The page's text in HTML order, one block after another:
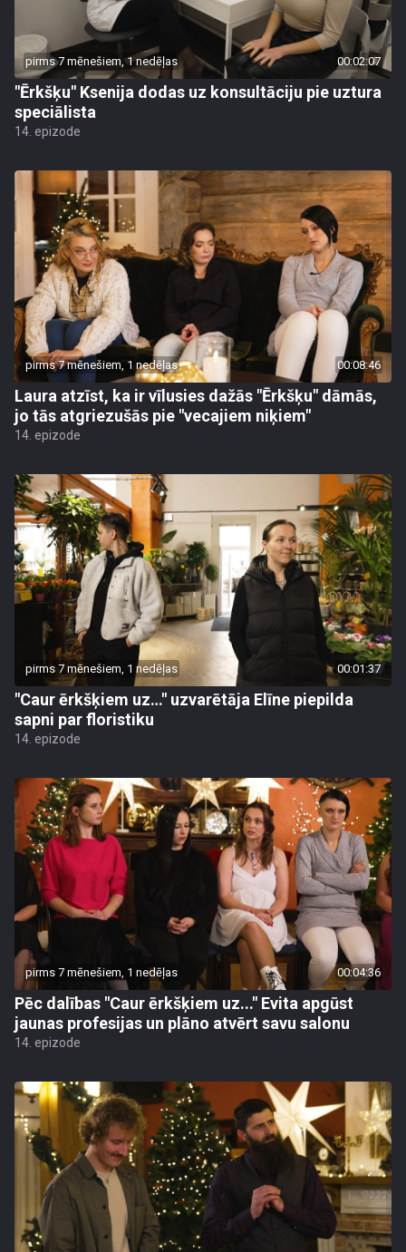
pirms 7 mēnešiem, 1 nedēļas 00:02:07
"Ērkšķu" Ksenija dodas uz konsultāciju pie uztura
speciālista
14. epizode
pirms 7 mēnešiem, 1 nedēļas 00:08:46
Laura atzīst, ka ir vīlusies dažās "Ērkšķu" dāmās,
jo tās atgriezušās pie "vecajiem niķiem"
14. epizode
pirms 7 mēnešiem, 1 nedēļas 00:01:37
"Caur ērkšķiem uz…" uzvarētāja Elīne piepilda
sapni par floristiku
14. epizode
pirms 7 mēnešiem, 1 nedēļas 00:04:36
Pēc dalības "Caur ērkšķiem uz..." Evita apgūst
jaunas profesijas un plāno atvērt savu salonu
14. epizode